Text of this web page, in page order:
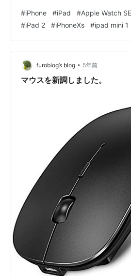
こで、今日は所持しているapple製
と思います！ ① iPhone XS 256GB
様 2018年発表のiPhoneです！ 発
ゃいいじゃん！」と思って、…
#iPhone #iPad #Apple Watch SE
#iPad 2 #iPhoneXs #ipad mini 1
furoblog’s blog • 5年前
マウスを新調しました。